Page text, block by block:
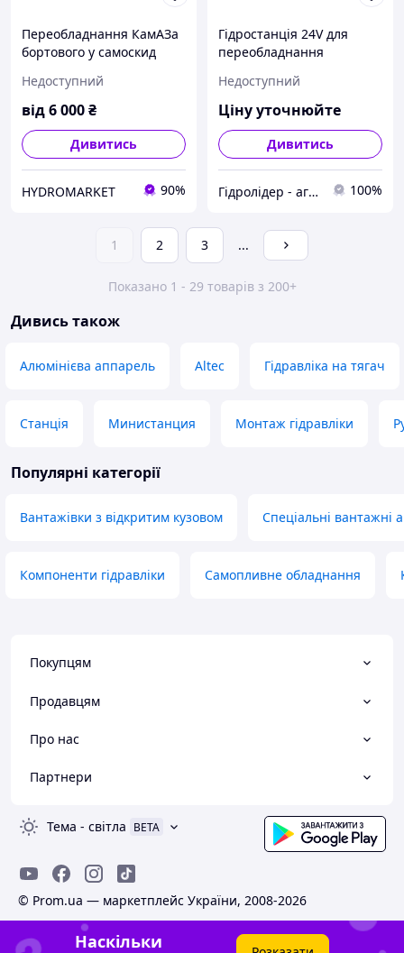
Переобладнання КамАЗа
бортового у самоскид
Недоступний
від6 000₴
Дивитись
HYDROMARKET 90%
Гідростанція 24V для
переобладнання
Недоступний
Ціну уточнюйте
Дивитись
Гідролідер - агротехніка, промислове та будівельне обладнання 100%
1 2 3 ...
Показано 1 - 29 товарів з 200+
Дивись також
Алюмінієва аппарель Altec Гідравліка на тягач
Станція Министанция Монтаж гідравліки
Популярні категорії
Вантажівки з відкритим кузовом Спеціальні вантажні
Компоненти гідравліки Самопливне обладнання
Покупцям
Продавцям
Про нас
Партнери
Тема - світла BETA
© Prom.ua — маркетплейс України, 2008-2026
Наскільки